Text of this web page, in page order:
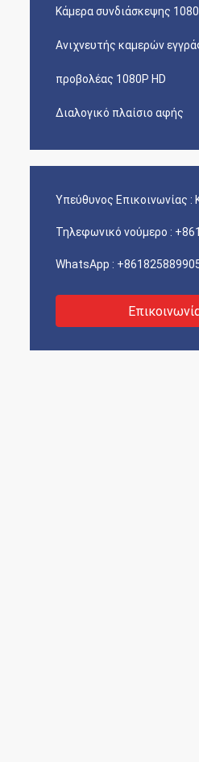
Κάμερα συνδιάσκεψης
Ανιχνευτής καμερών
προβολέας 1080P HD
Διαλογικό πλαίσιο αφής
Υπεύθυνος Επικοινωνίας :
Τηλεφωνικό νούμερο :
WhatsApp :